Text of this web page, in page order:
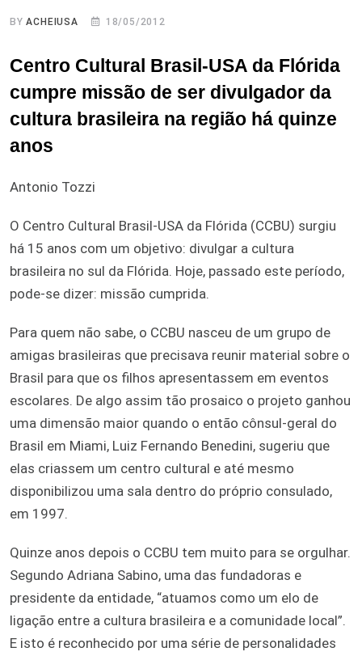
BYACHEIUSA 18/05/2012
Centro Cultural Brasil-USA da Flórida
cumpre missão de ser divulgador da
cultura brasileira na região há quinze
anos
Antonio Tozzi
O Centro Cultural Brasil-USA da Flórida (CCBU) surgiu
há 15 anos com um objetivo: divulgar a cultura
brasileira no sul da Flórida. Hoje, passado este período,
pode-se dizer: missão cumprida.
Para quem não sabe, o CCBU nasceu de um grupo de
amigas brasileiras que precisava reunir material sobre o
Brasil para que os filhos apresentassem em eventos
escolares. De algo assim tão prosaico o projeto ganhou
uma dimensão maior quando o então cônsul-geral do
Brasil em Miami, Luiz Fernando Benedini, sugeriu que
elas criassem um centro cultural e até mesmo
disponibilizou uma sala dentro do próprio consulado,
em 1997.
Quinze anos depois o CCBU tem muito para se orgulhar.
Segundo Adriana Sabino, uma das fundadoras e
presidente da entidade, “atuamos como um elo de
ligação entre a cultura brasileira e a comunidade local”.
E isto é reconhecido por uma série de personalidades